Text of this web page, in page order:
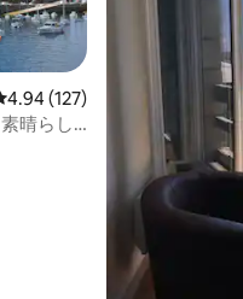
ビュー127件、5つ星中4.94
4.94 (127)
晴らし